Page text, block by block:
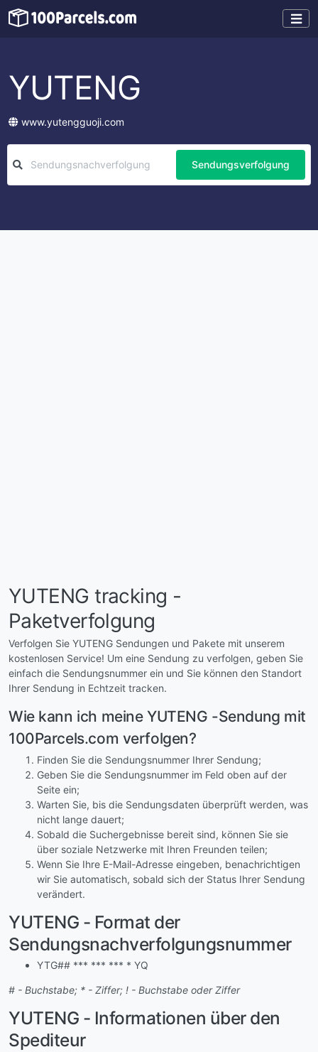
YUTENG
www.yutengguoji.com
Sendungsverfolgung
YUTENG tracking -
Paketverfolgung
Verfolgen Sie YUTENG Sendungen und Pakete mit unserem
kostenlosen Service! Um eine Sendung zu verfolgen, geben Sie
einfach die Sendungsnummer ein und Sie können den Standort
Ihrer Sendung in Echtzeit tracken.
Wie kann ich meine YUTENG -Sendung mit
100Parcels.com verfolgen?
Finden Sie die Sendungsnummer Ihrer Sendung;
Geben Sie die Sendungsnummer im Feld oben auf der
Seite ein;
Warten Sie, bis die Sendungsdaten überprüft werden, was
nicht lange dauert;
Sobald die Suchergebnisse bereit sind, können Sie sie
über soziale Netzwerke mit Ihren Freunden teilen;
Wenn Sie Ihre E-Mail-Adresse eingeben, benachrichtigen
wir Sie automatisch, sobald sich der Status Ihrer Sendung
verändert.
YUTENG - Format der
Sendungsnachverfolgungsnummer
YTG## *** *** *** * YQ
# - Buchstabe; * - Ziffer; ! - Buchstabe oder Ziffer
YUTENG - Informationen über den
Spediteur